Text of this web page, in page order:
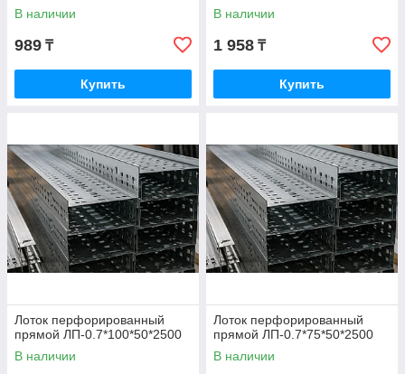
В наличии
989 ₸
Купить
В наличии
1 958 ₸
Купить
Лоток перфорированный
прямой ЛП-0.7*100*50*2500
В наличии
Лоток перфорированный
прямой ЛП-0.7*75*50*2500
В наличии